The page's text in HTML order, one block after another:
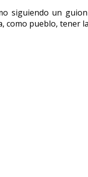
siguiendo un
como pueblo, tener